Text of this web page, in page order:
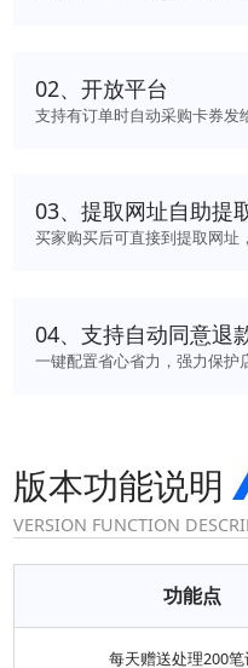
02、 开放平台
支持有订单时自动采购卡券发
03、 提取网址自助提
买家购买后可直接到提取网址
04、 支持自动同意退
一键配置省心省力，强力保护
版本功能说明
VERSION FUNCTION
功能点
每天赠送处理200